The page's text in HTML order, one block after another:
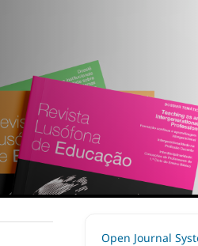
Open Journal